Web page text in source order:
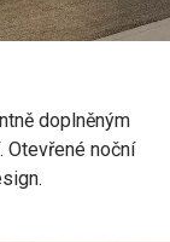
doplněným
Otevřené noční